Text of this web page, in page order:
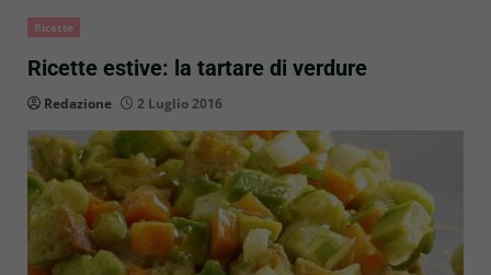
Ricette
Ricette estive: la tartare di verdure
Redazione 2 Luglio 2016